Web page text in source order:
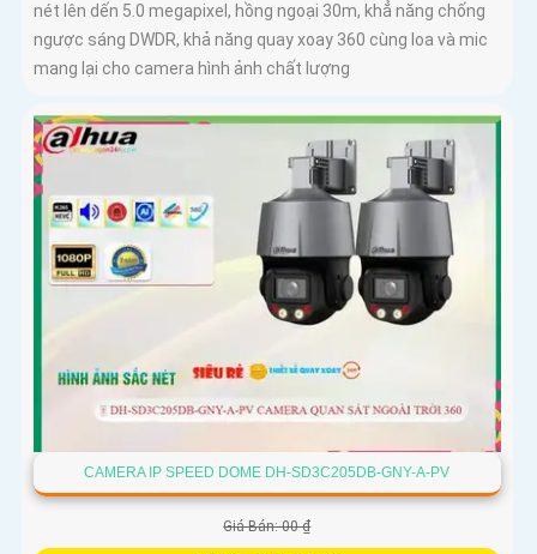
nét lên dến 5.0 megapixel, hồng ngoại 30m, khẳ năng chống
ngược sáng DWDR, khả năng quay xoay 360 cùng loa và mic
mang lại cho camera hình ảnh chất lượng
CAMERA IP SPEED DOME DH-SD3C205DB-GNY-A-PV
Giá Bán: 00 ₫